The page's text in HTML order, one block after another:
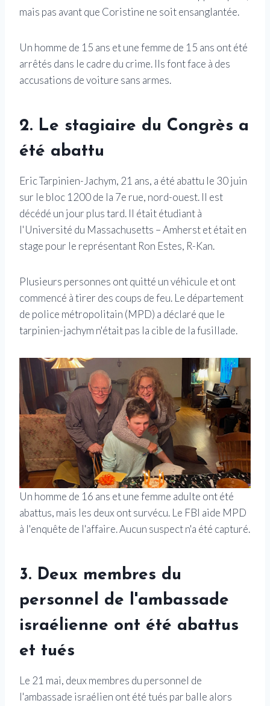
mais pas avant que Coristine ne soit ensanglantée.
Un homme de 15 ans et une femme de 15 ans ont été
arrêtés dans le cadre du crime. Ils font face à des
accusations de voiture sans armes.
2. Le stagiaire du Congrès a
été abattu
Eric Tarpinien-Jachym, 21 ans, a été abattu le 30 juin
sur le bloc 1200 de la 7e rue, nord-ouest. Il est
décédé un jour plus tard. Il était étudiant à
l'Université du Massachusetts – Amherst et était en
stage pour le représentant Ron Estes, R-Kan.
Plusieurs personnes ont quitté un véhicule et ont
commencé à tirer des coups de feu. Le département
de police métropolitain (MPD) a déclaré que le
tarpinien-jachym n'était pas la cible de la fusillade.
Un homme de 16 ans et une femme adulte ont été
abattus, mais les deux ont survécu. Le FBI aide MPD
à l'enquête de l'affaire. Aucun suspect n'a été capturé.
3. Deux membres du
personnel de l'ambassade
israélienne ont été abattus
et tués
Le 21 mai, deux membres du personnel de
l'ambassade israélien ont été tués par balle alors